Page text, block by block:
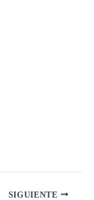
SIGUIENTE